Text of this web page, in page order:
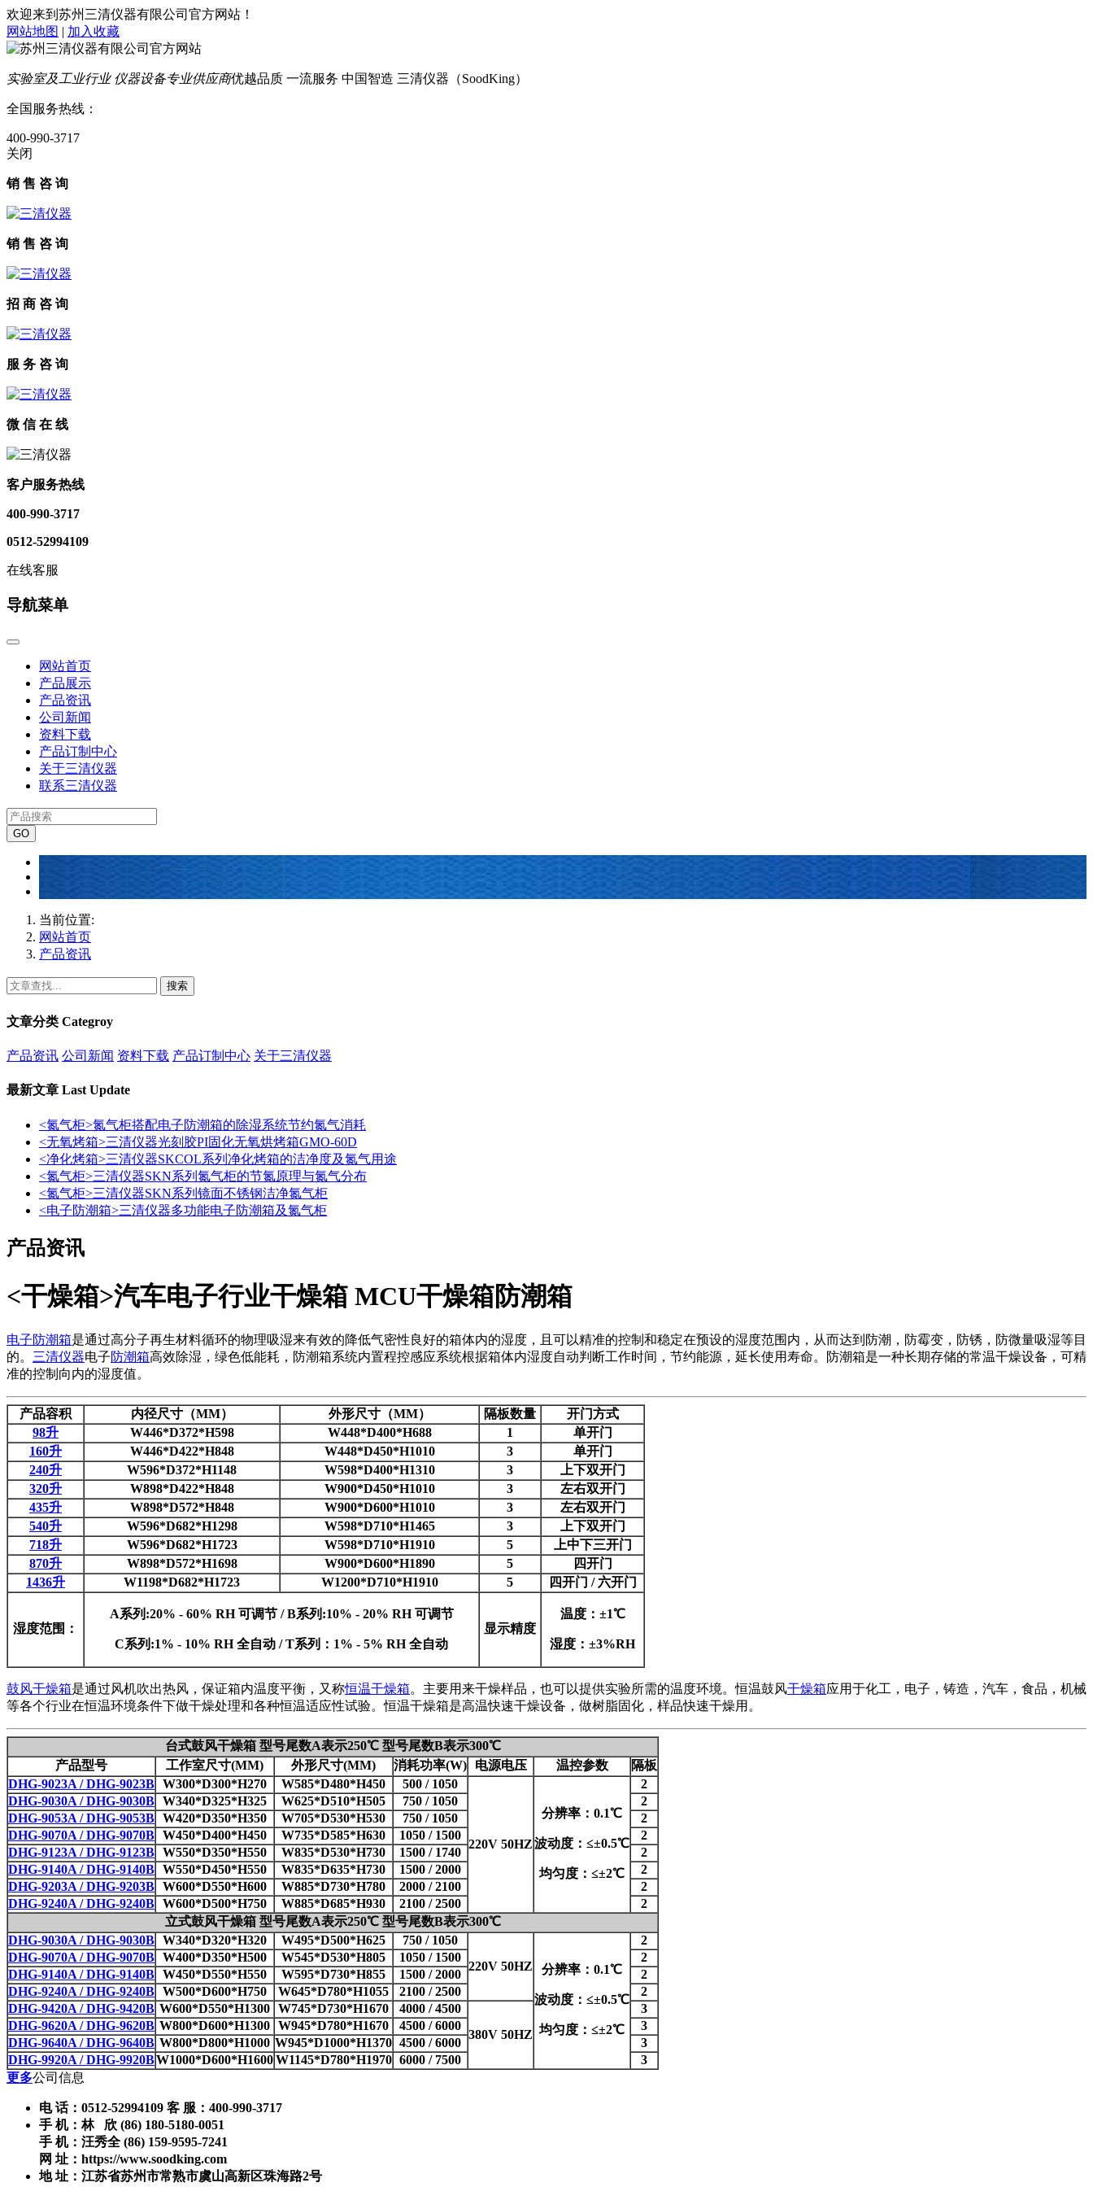
欢迎来到苏州三清仪器有限公司官方网站！
网站地图 | 加入收藏
实验室及工业行业 仪器设备专业供应商优越品质 一流服务 中国智造 三清仪器（SoodKing）
全国服务热线：
400-990-3717
关闭
销 售 咨 询
销 售 咨 询
招 商 咨 询
服 务 咨 询
微 信 在 线
客户服务热线
400-990-3717
0512-52994109
在线客服
导航菜单
网站首页
产品展示
产品资讯
公司新闻
资料下载
产品订制中心
关于三清仪器
联系三清仪器
当前位置:
网站首页
产品资讯
搜索
文章分类 Categroy
产品资讯 公司新闻 资料下载 产品订制中心 关于三清仪器
最新文章 Last Update
<氮气柜>氮气柜搭配电子防潮箱的除湿系统节约氮气消耗
<无氧烤箱>三清仪器光刻胶PI固化无氧烘烤箱GMO-60D
<净化烤箱>三清仪器SKCOL系列净化烤箱的洁净度及氮气用途
<氮气柜>三清仪器SKN系列氮气柜的节氮原理与氮气分布
<氮气柜>三清仪器SKN系列镜面不锈钢洁净氮气柜
<电子防潮箱>三清仪器多功能电子防潮箱及氮气柜
产品资讯
<干燥箱>汽车电子行业干燥箱 MCU干燥箱防潮箱
电子防潮箱是通过高分子再生材料循环的物理吸湿来有效的降低气密性良好的箱体内的湿度，且可以精准的控制和稳定在预设的湿度范围内，从而达到防潮，防霉变，防锈，防微量吸湿等目
的。 三清仪器电子防潮箱高效除湿，绿色低能耗，防潮箱系统内置程控感应系统根据箱体内湿度自动判断工作时间，节约能源，延长使用寿命。防潮箱是一种长期存储的常温干燥设备，可精
准的控制向内的湿度值。
产品容积 内径尺寸（MM） 外形尺寸（MM） 隔板数量
开门方式
98升
W446*D372*H598 W448*D400*H688 1
单开门
160升
W446*D422*H848 W448*D450*H1010 3
单开门
240升
W596*D372*H1148 W598*D400*H1310 3
上下双开门
320升
W898*D422*H848 W900*D450*H1010 3
左右双开门
435升
W898*D572*H848 W900*D600*H1010 3
左右双开门
540升
W596*D682*H1298 W598*D710*H1465 3
上下双开门
718升
W596*D682*H1723 W598*D710*H1910 5
上中下三开门
870升
W898*D572*H1698 W900*D600*H1890 5
四开门
1436升
W1198*D682*H1723 W1200*D710*H1910 5 四开门 / 六开门
湿度范围：
A系列:20% - 60% RH 可调节 / B系列:10% - 20% RH 可调节
C系列:1% - 10% RH 全自动 / T系列：1% - 5% RH 全自动
显示精度
温度：±1℃
湿度：±3%RH
鼓风干燥箱是通过风机吹出热风，保证箱内温度平衡，又称恒温干燥箱。主要用来干燥样品，也可以提供实验所需的温度环境。恒温鼓风干燥箱应用于化工，电子，铸造，汽车，食品，机械
等各个行业在恒温环境条件下做干燥处理和各种恒温适应性试验。恒温干燥箱是高温快速干燥设备，做树脂固化，样品快速干燥用。
台式鼓风干燥箱 型号尾数A表示250℃ 型号尾数B表示300℃
产品型号
工作室尺寸(MM) 外形尺寸(MM) 消耗功率(W) 电源电压 温控参数
隔板
DHG-9023A / DHG-9023B W300*D300*H270 W585*D480*H450 500 / 1050
220V 50HZ
分辨率：0.1℃
波动度：≤±0.5℃
均匀度：≤±2℃
2
DHG-9030A / DHG-9030B W340*D325*H325 W625*D510*H505 750 / 1050
2
DHG-9053A / DHG-9053B W420*D350*H350 W705*D530*H530 750 / 1050
2
DHG-9070A / DHG-9070B W450*D400*H450 W735*D585*H630 1050 / 1500
2
DHG-9123A / DHG-9123B W550*D350*H550 W835*D530*H730 1500 / 1740
2
DHG-9140A / DHG-9140B W550*D450*H550 W835*D635*H730 1500 / 2000
2
DHG-9203A / DHG-9203B W600*D550*H600 W885*D730*H780 2000 / 2100
2
DHG-9240A / DHG-9240B W600*D500*H750 W885*D685*H930 2100 / 2500
2
立式鼓风干燥箱 型号尾数A表示250℃ 型号尾数B表示300℃
DHG-9030A / DHG-9030B W340*D320*H320 W495*D500*H625
750 / 1050
220V 50HZ
分辨率：0.1℃
波动度：≤±0.5℃
均匀度：≤±2℃
2
DHG-9070A / DHG-9070B W400*D350*H500 W545*D530*H805 1050 / 1500
2
DHG-9140A / DHG-9140B W450*D550*H550 W595*D730*H855 1500 / 2000
2
DHG-9240A / DHG-9240B W500*D600*H750 W645*D780*H1055 2100 / 2500
2
DHG-9420A / DHG-9420B W600*D550*H1300 W745*D730*H1670
4000 / 4500
380V 50HZ
3
DHG-9620A / DHG-9620B W800*D600*H1300 W945*D780*H1670 4500 / 6000
3
DHG-9640A / DHG-9640B W800*D800*H1000 W945*D1000*H1370 4500 / 6000
3
DHG-9920A / DHG-9920BW1000*D600*H1600W1145*D780*H1970 6000 / 7500
3
更多公司信息
电 话：0512-52994109 客 服：400-990-3717
手 机：林 欣 (86) 180-5180-0051
手 机：汪秀全 (86) 159-9595-7241
网 址：https://www.soodking.com
地 址：江苏省苏州市常熟市虞山高新区珠海路2号